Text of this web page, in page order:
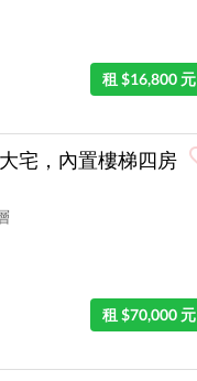
租 $16,800 元
宅，內置樓梯四房
租 $70,000 元